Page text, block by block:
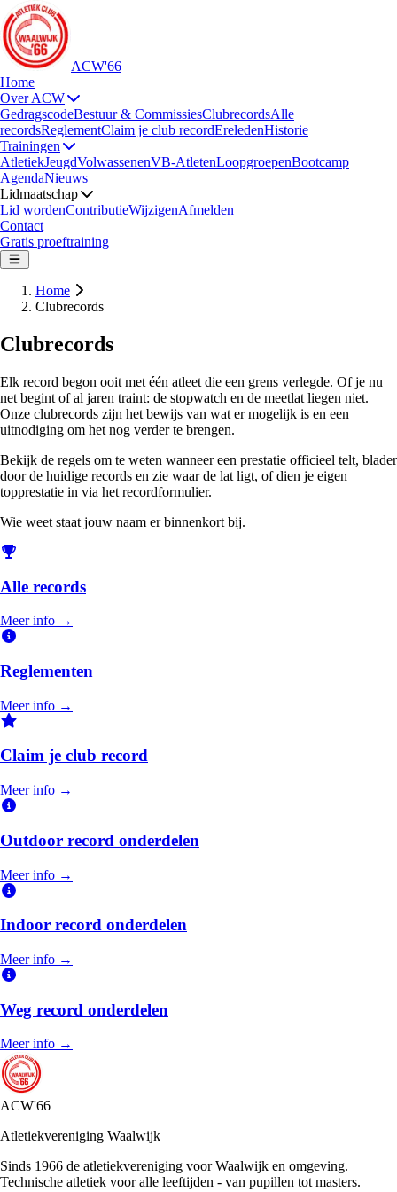
ACW'66
Home
Over ACW
GedragscodeBestuur & CommissiesClubrecordsAlle
recordsReglementClaim je club recordEreledenHistorie
Trainingen
AtletiekJeugdVolwassenenVB-AtletenLoopgroepenBootcamp
AgendaNieuws
Lidmaatschap
Lid wordenContributieWijzigenAfmelden
Contact
Gratis proeftraining
Home
Clubrecords
Clubrecords
Elk record begon ooit met één atleet die een grens verlegde. Of je nu
net begint of al jaren traint: de stopwatch en de meetlat liegen niet.
Onze clubrecords zijn het bewijs van wat er mogelijk is en een
uitnodiging om het nog verder te brengen.
Bekijk de regels om te weten wanneer een prestatie officieel telt, blader
door de huidige records en zie waar de lat ligt, of dien je eigen
topprestatie in via het recordformulier.
Wie weet staat jouw naam er binnenkort bij.
Alle records
Meer info →
Reglementen
Meer info →
Claim je club record
Meer info →
Outdoor record onderdelen
Meer info →
Indoor record onderdelen
Meer info →
Weg record onderdelen
Meer info →
ACW'66
Atletiekvereniging Waalwijk
Sinds 1966 de atletiekvereniging voor Waalwijk en omgeving.
Technische atletiek voor alle leeftijden - van pupillen tot masters.